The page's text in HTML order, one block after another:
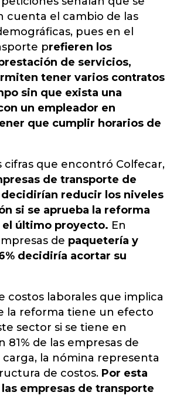
cuenta el cambio de las
pues en el
prefieren los
de servicios,
tener varios contratos
sin que exista una
un empleador en
que cumplir horarios de
cifras que encontró Colfecar,
de transporte de
reducir los niveles
si se aprueba la reforma
el último proyecto. En
de paquetería y
decidiría acortar su
costos laborales que implica
la reforma tiene un efecto
sector si se tiene en
81% de las empresas de
la nómina representa
de costos. Por esta
las empresas de transporte